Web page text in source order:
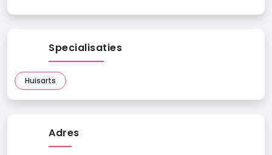
Specialisaties
Huisarts
Adres